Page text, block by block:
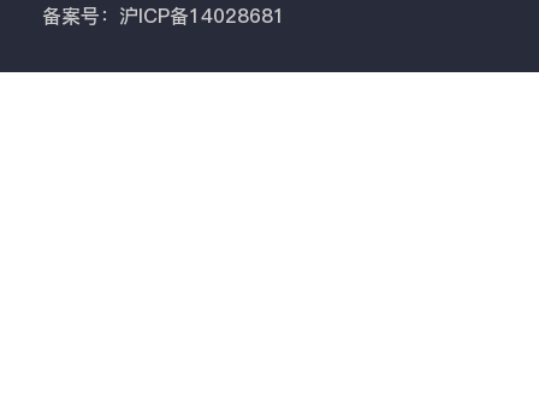
备案号：沪ICP备14028681